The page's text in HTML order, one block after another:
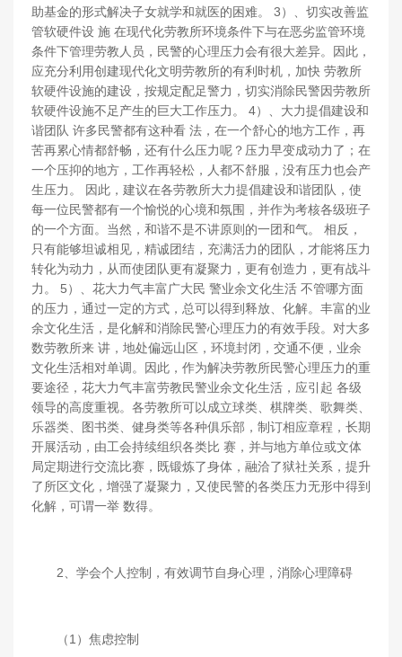
助基金的形式解决子女就学和就医的困难。 3）、切实改善监
管软硬件设 施 在现代化劳教所环境条件下与在恶劣监管环境
条件下管理劳教人员，民警的心理压力会有很大差异。因此，
应充分利用创建现代化文明劳教所的有利时机，加快 劳教所
软硬件设施的建设，按规定配足警力，切实消除民警因劳教所
软硬件设施不足产生的巨大工作压力。 4）、大力提倡建设和
谐团队 许多民警都有这种看 法，在一个舒心的地方工作，再
苦再累心情都舒畅，还有什么压力呢？压力早变成动力了；在
一个压抑的地方，工作再轻松，人都不舒服，没有压力也会产
生压力。 因此，建议在各劳教所大力提倡建设和谐团队，使
每一位民警都有一个愉悦的心境和氛围，并作为考核各级班子
的一个方面。当然，和谐不是不讲原则的一团和气。 相反，
只有能够坦诚相见，精诚团结，充满活力的团队，才能将压力
转化为动力，从而使团队更有凝聚力，更有创造力，更有战斗
力。 5）、花大力气丰富广大民 警业余文化生活 不管哪方面
的压力，通过一定的方式，总可以得到释放、化解。丰富的业
余文化生活，是化解和消除民警心理压力的有效手段。对大多
数劳教所来 讲，地处偏远山区，环境封闭，交通不便，业余
文化生活相对单调。因此，作为解决劳教所民警心理压力的重
要途径，花大力气丰富劳教民警业余文化生活，应引起 各级
领导的高度重视。各劳教所可以成立球类、棋牌类、歌舞类、
乐器类、图书类、健身类等各种俱乐部，制订相应章程，长期
开展活动，由工会持续组织各类比 赛，并与地方单位或文体
局定期进行交流比赛，既锻炼了身体，融洽了狱社关系，提升
了所区文化，增强了凝聚力，又使民警的各类压力无形中得到
化解，可谓一举 数得。
2、学会个人控制，有效调节自身心理，消除心理障碍
（1）焦虑控制